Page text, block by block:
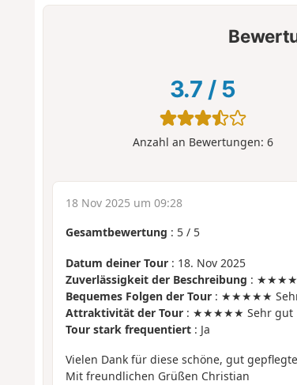
3.7 / 5
Anzahl an Bewertungen: 6
18 Nov 2025 um 09:28
Gesamtbewertung : 5/ 5
Datum deiner Tour: 18. Nov 2025
Zuverlässigkeit der Beschreibung :
Bequemes Folgen der Tour: ★★★★★
Attraktivität der Tour: ★★★★★ Sehr gut
Tour stark frequentiert: Ja
Vielen Dank für diese schöne, gut
Mit freundlichen Grüßen Christian